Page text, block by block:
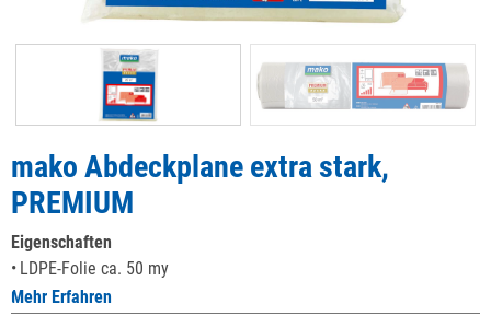
mako Abdeckplane extra stark,
PREMIUM
Eigenschaften
LDPE-Folie ca. 50 my
Mehr Erfahren